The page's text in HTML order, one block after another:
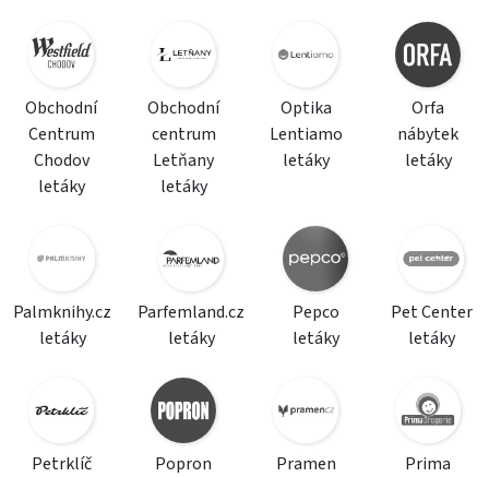
Obchodní
Centrum
Chodov
letáky
Obchodní
centrum
Letňany
letáky
Optika
Lentiamo
letáky
Orfa
nábytek
letáky
Palmknihy.cz
letáky
Parfemland.cz
letáky
Pepco
letáky
Pet Center
letáky
Petrklíč
Popron
Pramen
Prima